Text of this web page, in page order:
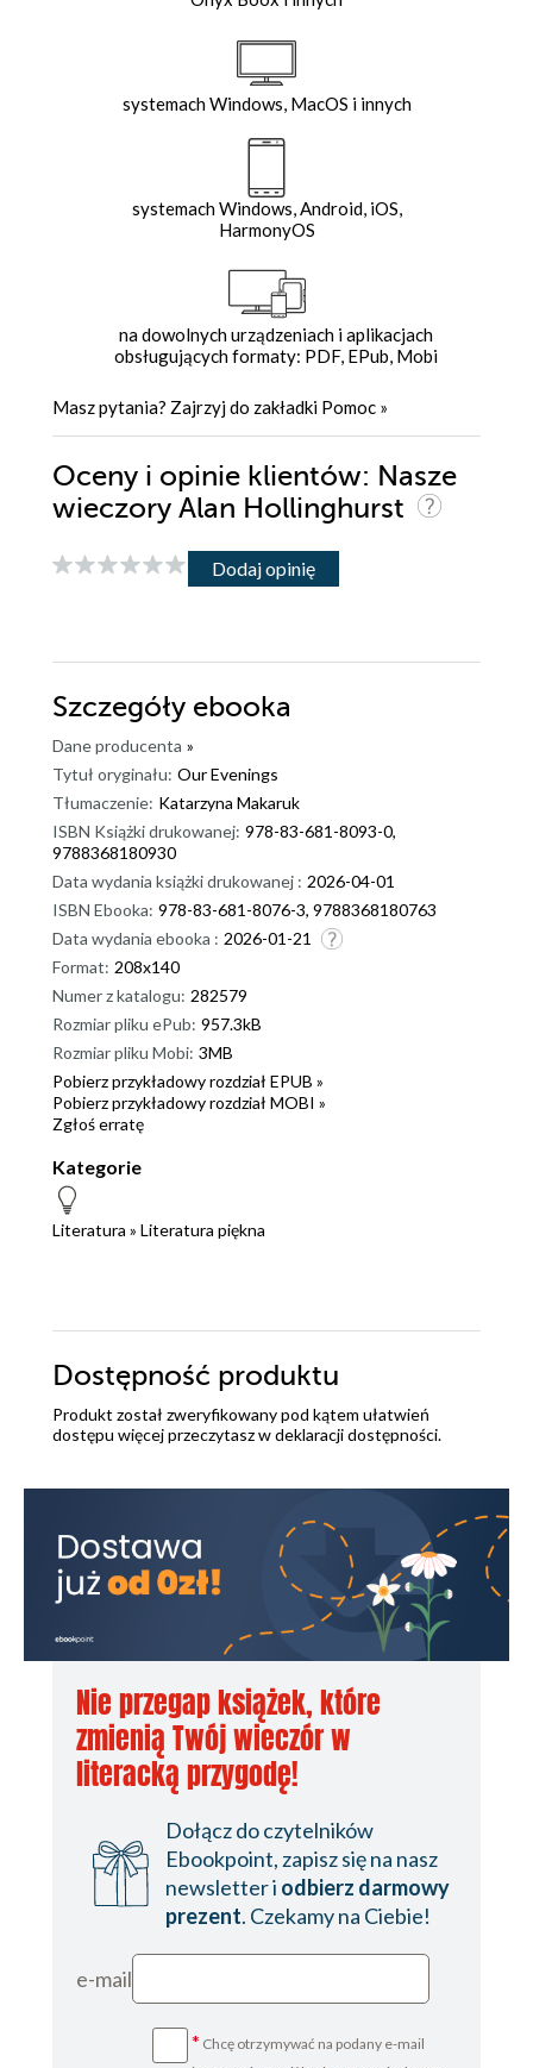
systemach Windows, MacOS i innych
systemach Windows, Android, iOS,
HarmonyOS
na dowolnych urządzeniach i aplikacjach
obsługujących formaty: PDF, EPub, Mobi
Masz pytania? Zajrzyj do zakładki Pomoc »
Oceny i opinie klientów: Nasze
wieczory Alan Hollinghurst
Dodaj opinię
Szczegóły ebooka
Dane producenta »
Tytuł oryginału: Our Evenings
Tłumaczenie: Katarzyna Makaruk
ISBN Książki drukowanej: 978-83-681-8093-0,
9788368180930
Data wydania książki drukowanej : 2026-04-01
ISBN Ebooka: 978-83-681-8076-3, 9788368180763
Data wydania ebooka : 2026-01-21
Format: 208x140
Numer z katalogu: 282579
Rozmiar pliku ePub: 957.3kB
Rozmiar pliku Mobi: 3MB
Pobierz przykładowy rozdział EPUB »
Pobierz przykładowy rozdział MOBI »
Zgłoś erratę
Kategorie
Literatura » Literatura piękna
Dostępność produktu
Produkt został zweryfikowany pod kątem ułatwień
dostępu więcej przeczytasz wdeklaracji dostępności.
Nie przegap książek, które
zmienią Twój wieczór w
literacką przygodę!
Dołącz do czytelników
Ebookpoint, zapisz się na nasz
newsletter i odbierz darmowy
prezent. Czekamy na Ciebie!
e-mail
* Chcę otrzymywać na podany e-mail